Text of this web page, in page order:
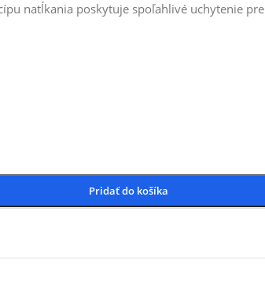
natĺkania poskytuje spoľahlivé uchytenie
Pridať do košíka